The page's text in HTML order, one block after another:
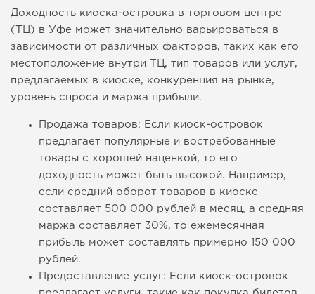
Доходность киоска-островка в торговом центре
(ТЦ) в Уфе может значительно варьироваться в
зависимости от различных факторов, таких как его
местоположение внутри ТЦ, тип товаров или услуг,
предлагаемых в киоске, конкуренция на рынке,
уровень спроса и маржа прибыли.
Продажа товаров: Если киоск-островок
предлагает популярные и востребованные
товары с хорошей наценкой, то его
доходность может быть высокой. Например,
если средний оборот товаров в киоске
составляет 500 000 рублей в месяц, а средняя
маржа составляет 30%, то ежемесячная
прибыль может составлять примерно 150 000
рублей.
Предоставление услуг: Если киоск-островок